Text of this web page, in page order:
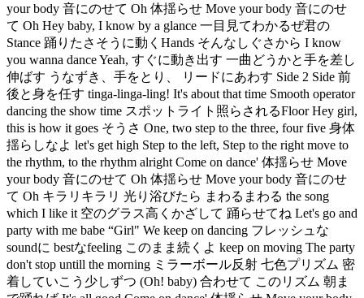
your body 音にのせて Oh 体揺らせ Move your body 音にのせ
て Oh Hey baby, I know by a glance 一目見てわかるぜ君の
Stance 踊りたさそうに動くHands そんなしぐさから I know
you wanna dance Yeah, すぐに動き出す 一曲どうかと手を差し
伸ばす うなずき、手をとり、 リードにあわす Side 2 Side 前
後と身を任す tinga-linga-ling! It's about that time Smooth operator
dancing the show time スポットライト照らされるFloor Hey girl,
this is how it goes そうさ One, two step to the three, four five 身体
揺らしなよ let's get high Step to the left, Step to the right move to
the rhythm, to the rhythm alright Come on dance' 体揺らせ Move
your body 音にのせて Oh 体揺らせ Move your body 音にのせ
て Oh キラリキラリ 光り浴びたら まわるまわる the song
which I like it 空のグラス高くかざして 踊らせてね Let's go and
party with me babe “Girl" We keep on dancing フレッシュな
soundに bestなfeeling このまま続くよ keep on moving The party
don't stop untill the morning ミラーボール反射 七色プリズム 密
着していこう少しずつ (Oh! baby) 合わせて このリズム 朝ま